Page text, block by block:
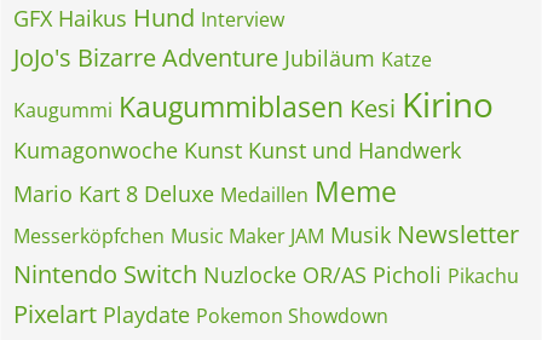
GFX Haikus Hund Interview
JoJo's Bizarre Adventure Jubiläum Katze
Kaugummi Kaugummiblasen Kesi Kirino
Kumagonwoche Kunst Kunst und Handwerk
Mario Kart 8 Deluxe Medaillen Meme
Messerköpfchen Music Maker JAM Musik Newsletter
Nintendo Switch Nuzlocke OR/AS Picholi Pikachu
Pixelart Playdate Pokemon Showdown